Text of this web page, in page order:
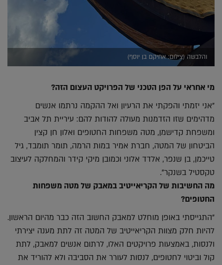
והלבשה (צילום: אחיקם בן יוסף)
מי אחראי על הפן הטכני של הפרויקט העצום הזה?
"אני יזמתי והפקתי את הרעיון ואל ההקמה נרתמו אנשים
מדהימים שזו הזדמנות מעולה להודות להם: עיריית תל אביב
ומשפחת קדישמן, מטה משפחות החטופים ואלון חן קצין
הביטחון של המטה, חברת אמיר במות הרמה, תומר תומבד, גיל
טייכמן, בן שנפר, אלדד אלוני וכמובן מיקי קידר והמחלקה לעיצוב
טקסטיל בשנקר".
מה החשיבות של הקריאייטיב במאבק של מטה משפחות
החטופים?
"התגייסתי באופן מוחלט למאבק החשוב הזה כבר מהיום הראשון.
להיות חלק מצוות הקריאייטיב של המטה זה לתת מענה יצירתי
ולנסות, באמצעות פרויקטים האלו, לרתום אנשים למאבק, לתת
קול וביטוי לחטופים, לנסות לעורר את הסביבה ולא להוריד את